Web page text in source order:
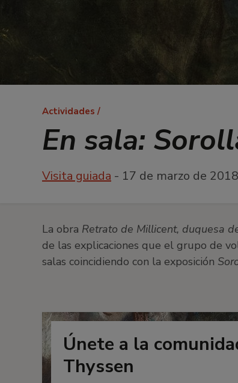
Ruta
de
navegación
Actividades
En sala:
Visita guiada - 17 de marzo de 2018
La obra Retrato de Millicent, duquesa
de las explicaciones que el grupo de
salas coincidiendo con la exposición
Únete a la
Thyssen